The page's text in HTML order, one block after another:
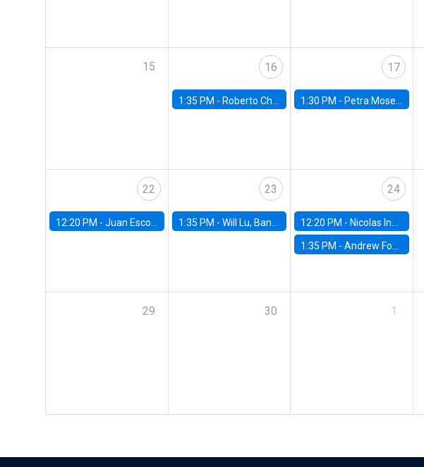
15 16
1:35 PM - Roberto Chang, Rutgers University
17
1:30 PM - Petra Moser, NYU Stern
22
12:20 PM - Juan Escobar, Universidad de Chile
23
1:35 PM - Will Lu, Banco Central de Chile
24
12:20 PM - Nicolas Inostroza, Rotman School of Management, University of Toronto
1:35 PM -Andrew Foster, Brown University
29 30 1